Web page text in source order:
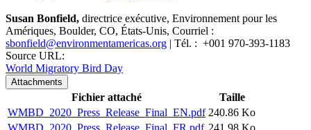
Susan Bonfield, directrice exécutive, Environnement pour les
Amériques, Boulder, CO, États-Unis, Courriel :
sbonfield@environmentamericas.org | Tél. : +001 970-393-1183
Source URL:
World Migratory Bird Day
Attachments
Fichier attaché
Taille
WMBD_2020_Press_Release_Final_EN.pdf 240.86 Ko
WMBD_2020_Press_Release_Final_FR.pdf 241.98 Ko